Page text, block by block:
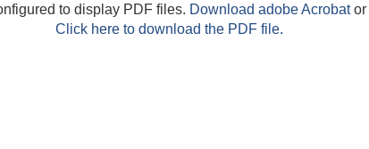
to display PDF files. Download adobe Acrobator
Click here to download the PDF file.